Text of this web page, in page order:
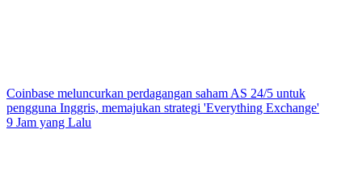
Coinbase meluncurkan perdagangan saham AS 24/5 untuk
pengguna Inggris, memajukan strategi 'Everything Exchange'
9 Jam yang Lalu